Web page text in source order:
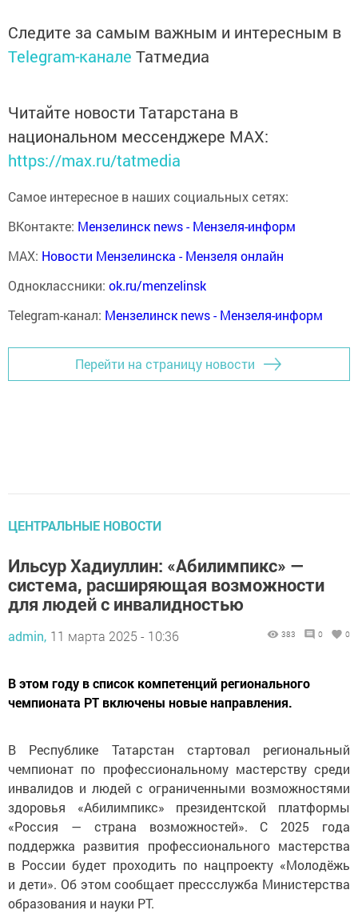
Следите за самым важным и интересным в
Telegram-канале Татмедиа
Читайте новости Татарстана в
национальном мессенджере MАХ:
https://max.ru/tatmedia
Самое интересное в наших социальных сетях:
ВКонтакте: Мензелинск news - Мензеля-информ
MAX: Новости Мензелинска - Мензеля онлайн
Одноклассники: ok.ru/menzelinsk
Telegram-канал: Мензелинск news - Мензеля-информ
Перейти на страницу новости
ЦЕНТРАЛЬНЫЕ НОВОСТИ
Ильсур Хадиуллин: «Абилимпикс» —
система, расширяющая возможности
для людей с инвалидностью
admin, 11 марта 2025 - 10:36 383 0 0
В этом году в список компетенций регионального
чемпионата РТ включены новые направления.
В Республике Татарстан стартовал региональный
чемпионат по профессиональному мастерству среди
инвалидов и людей с ограниченными возможностями
здоровья «Абилимпикс» президентской платформы
«Россия — страна возможностей». С 2025 года
поддержка развития профессионального мастерства
в России будет проходить по нацпроекту «Молодёжь
и дети». Об этом сообщает прессслужба Министерства
образования и науки РТ.